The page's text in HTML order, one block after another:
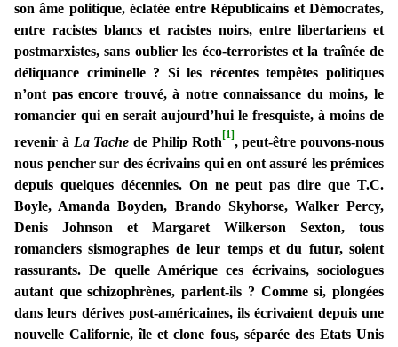
son âme politique, éclatée entre Républicains et Démocrates,
entre racistes blancs et racistes noirs, entre libertariens et
postmarxistes, sans oublier les éco-terroristes et la traînée de
déliquance criminelle ? Si les récentes tempêtes politiques
n’ont pas encore trouvé, à notre connaissance du moins, le
romancier qui en serait aujourd’hui le fresquiste, à moins de
revenir à La Tache de Philip Roth [1], peut-être pouvons-nous
nous pencher sur des écrivains qui en ont assuré les prémices
depuis quelques décennies. On ne peut pas dire que T.C.
Boyle, Amanda Boyden, Brando Skyhorse, Walker Percy,
Denis Johnson et Margaret Wilkerson Sexton, tous
romanciers sismographes de leur temps et du futur, soient
rassurants. De quelle Amérique ces écrivains, sociologues
autant que schizophrènes, parlent-ils ? Comme si, plongées
dans leurs dérives post-américaines, ils écrivaient depuis une
nouvelle Californie, île et clone fous, séparée des Etats Unis